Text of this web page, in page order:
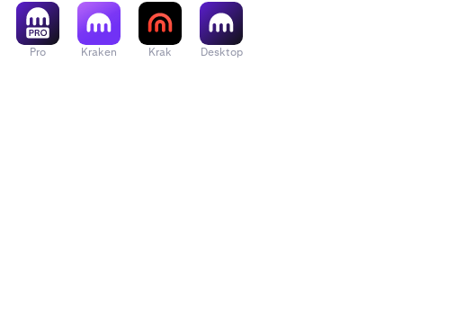
Pro Kraken Krak Desktop